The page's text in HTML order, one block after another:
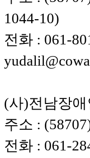
1044-10)
전화 : 061-
(사)전남장
주소 :
전화 : 061-